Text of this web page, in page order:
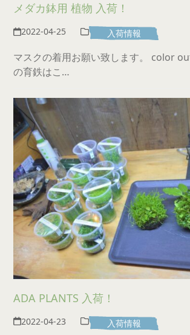
メダカ鉢用 植物 入荷！
2022-04-25 入荷情報
マスクの着用お願い致します。 color
の育鉄はこ…
ADA PLANTS 入荷！
2022-04-23 入荷情報